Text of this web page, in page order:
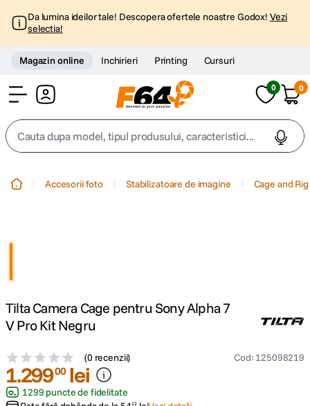
Da lumina ideilor tale! Descopera ofertele noastre Godox! Vezi
selectia!
Magazin online Inchirieri Printing Cursuri
0 0
Cauta dupa model, tipul produsului, caracteristici...
4. peak design
6. lavaliera
Accesorii foto Stabilizatoare de imagine Cage and Rig
Tilta Camera Cage pentru Sony Alpha 7
V Pro Kit Negru
(0 recenzii) Cod: 125098219
1.29900 lei
1299 puncte de fidelitate
12